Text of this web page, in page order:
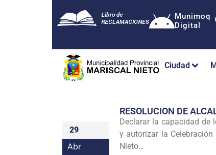
Munimoq
Digital
Ciudad
29
Abr
RESOLUCION DE
Declarar la capacidad de
y autorizar la
Nieto…